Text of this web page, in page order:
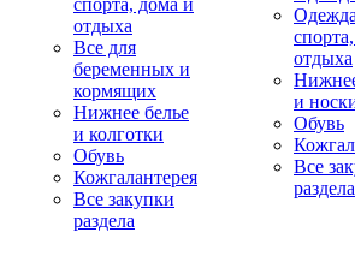
спорта, дома и
отдыха
Все для
беременных и
кормящих
Нижнее белье
и колготки
Обувь
Кожгалантерея
Все закупки
раздела
отдыха
и
Обувь
Все
раздела